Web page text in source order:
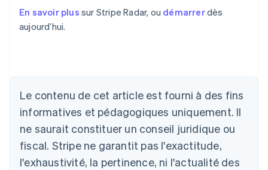
En savoir plus sur Stripe Radar, ou démarrerdès
aujourd’hui.
Le contenu de cet article est fourni à des fins
informatives et pédagogiques uniquement. Il
ne saurait constituer un conseil juridique ou
fiscal. Stripe ne garantit pas l'exactitude,
l'exhaustivité, la pertinence, ni l'actualité des
Australie
Autriche
DeutschEnglish
Belgique
Nederlands FrançaisDeutsch English
Brésil
PortuguêsEnglish